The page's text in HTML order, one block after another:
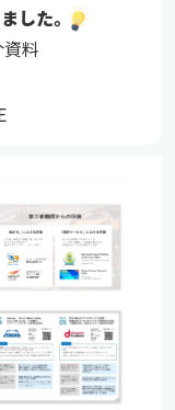
した。
料